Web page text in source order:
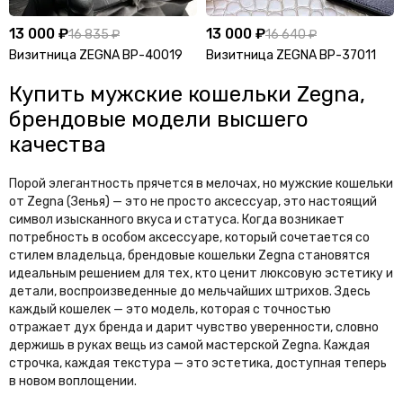
13 000 ₽16 835 ₽
Визитница ZEGNA BP-40019
13 000 ₽16 640 ₽
Визитница ZEGNA BP-37011
Купить мужские кошельки Zegna,
брендовые модели высшего
качества
Порой элегантность прячется в мелочах, но мужские кошельки
от Zegna (Зенья) — это не просто аксессуар, это настоящий
символ изысканного вкуса и статуса. Когда возникает
потребность в особом аксессуаре, который сочетается со
стилем владельца, брендовые кошельки Zegna становятся
идеальным решением для тех, кто ценит люксовую эстетику и
детали, воспроизведенные до мельчайших штрихов. Здесь
каждый кошелек — это модель, которая с точностью
отражает дух бренда и дарит чувство уверенности, словно
держишь в руках вещь из самой мастерской Zegna. Каждая
строчка, каждая текстура — это эстетика, доступная теперь
в новом воплощении.